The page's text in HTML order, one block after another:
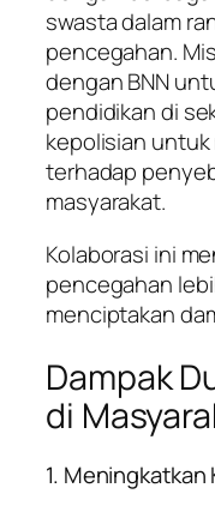
swasta dalam
pencegahan.
dengan BNN
pendidikan di
kepolisian
terhadap
masyarakat.
Kolaborasi ini
pencegahan
menciptakan
Dampak
di
1.